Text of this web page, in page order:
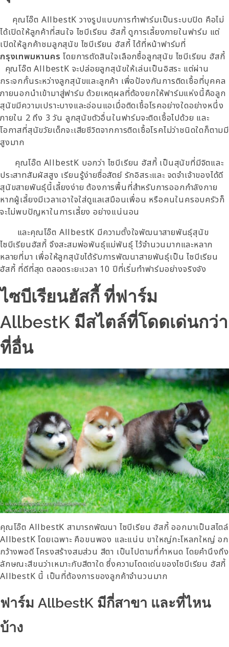
คุณโอ๊ต AllbestK วางรูปแบบการทำฟาร์มเป็นระบบปิด คือไม่
ได้เปิดให้ลูกค้าที่สนใจ ไซบีเรียน ฮัสกี้ ดูการเลี้ยงภายในฟาร์ม แต่
เปิดให้ลูกค้าชมลูกสุนัข ไซบีเรียน ฮัสกี้ ได้ที่หน้าฟาร์มที่
กรุงเทพมหานคร โดยการตัดสินใจเลือกซื้อลูกสุนัข ไซบีเรียน ฮัสกี้
คุณโอ๊ต AllbestK จะปล่อยลูกสุนัขให้เล่นเป็นอิสระ แต่ผ่าน
กระจกกั้นระหว่างลูกสุนัขและลูกค้า เพื่อป้องกันการติดเชื้อที่บุคคล
ภายนอกนำเข้ามาสู่ฟาร์ม ด้วยเหตุผลที่ต้องยกให้ฟาร์มแห่งนี้คือลูก
สุนัขมีความเปราะบางและอ่อนแอเมื่อติดเชื้อโรคอย่างใดอย่างหนึ่ง
ภายใน 2 ถึง 3 วัน ลูกสุนัขตัวอื่นในฟาร์มจะติดเชื้อไปด้วย และ
โอกาสที่สุนัขวัยเด็กจะเสียชีวิตจากการติดเชื้อโรคไม่ว่าชนิดใดก็ตามมี
สูงมาก
คุณโอ๊ต AllbestK บอกว่า ไซบีเรียน ฮัสกี้ เป็นสุนัขที่มีจิตและ
ประสาทสัมผัสสูง เรียนรู้ง่ายซื่อสัตย์ รักอิสระและ จดจำเจ้าของได้ดี
สุนัขสายพันธุ์นี้เลี้ยงง่าย ต้องการพื้นที่สำหรับการออกกำลังกาย
หากผู้เลี้ยงมีเวลาเอาใจใส่ดูแลเสมือนเพื่อน หรือคนในครอบครัวก็
จะไม่พบปัญหาในการเลี้ยง อย่างแน่นอน
และคุณโอ๊ต AllbestK มีความตั้งใจพัฒนาสายพันธุ์สุนัข
ไซบีเรียนฮัสกี้ จึงสะสมพ่อพันธุ์แม่พันธุ์ ไว้จำนวนมากและหลาก
หลายที่มา เพื่อให้ลูกสุนัขได้รับการพัฒนาสายพันธุ์เป็น ไซบีเรียน
ฮัสกี้ ที่ดีที่สุด ตลอดระยะเวลา 10 ปีที่เริ่มทำฟาร์มอย่างจริงจัง
ไซบีเรียนฮัสกี้ ที่ฟาร์ม
AllbestK มีสไตล์ที่โดดเด่นกว่า
ที่อื่น
คุณโอ๊ต AllbestK สามารถพัฒนา ไซบีเรียน ฮัสกี้ ออกมาเป็นสไตล์
AllbestK โดยเฉพาะ คือขนพอง และแน่น ขาใหญ่กะโหลกใหญ่ อก
กว้างพอดี โครงสร้างสมส่วน สีตา เป็นไปตามที่กำหนด โดยคำนึงถึง
ลักษณะสีขนว่าเหมาะกับสีตาใด ซึ่งความโดดเด่นของไซบีเรียน ฮัสกี้
AllbestK นี้ เป็นที่ต้องการของลูกค้าจำนวนมาก
ฟาร์ม AllbestK มีกี่สาขา และที่ไหน
บ้าง